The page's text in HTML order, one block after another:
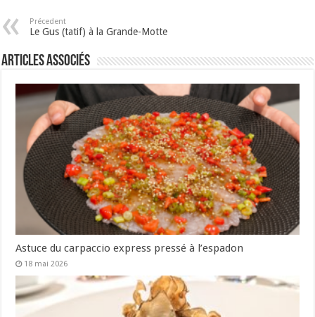
Précedent
Le Gus (tatif) à la Grande-Motte
Articles associés
Astuce du carpaccio express pressé à l’espadon
18 mai 2026